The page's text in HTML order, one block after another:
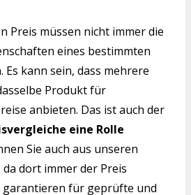
Preis müssen nicht immer die
eines bestimmten
kann sein, dass mehrere
Produkt für
anbieten. Das ist auch der
eine Rolle
Sie auch aus unseren
dort immer der Preis
garantieren für geprüfte und